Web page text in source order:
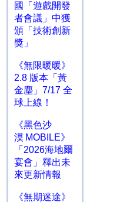
國「遊戲開發
者會議」中獲
頒「技術創新
獎」
《無限暖暖》
2.8 版本「黃
金塵」7/17 全
球上線！
《黑色沙
漠 MOBILE》
「2026海地爾
宴會」釋出未
來更新情報
《無期迷途》